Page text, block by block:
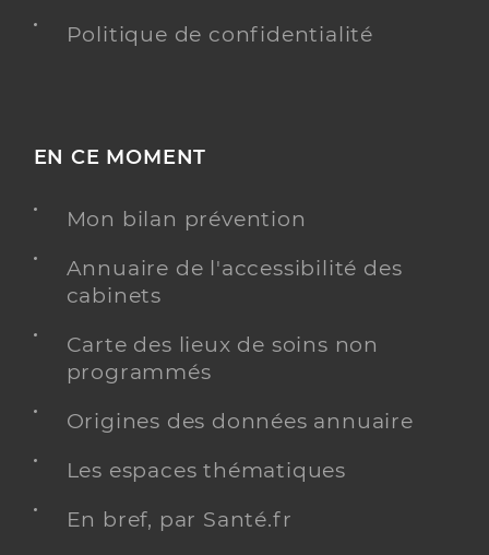
Politique de confidentialité
EN CE MOMENT
Mon bilan prévention
Annuaire de l'accessibilité des
cabinets
Carte des lieux de soins non
programmés
Origines des données annuaire
Les espaces thématiques
En bref, par Santé.fr